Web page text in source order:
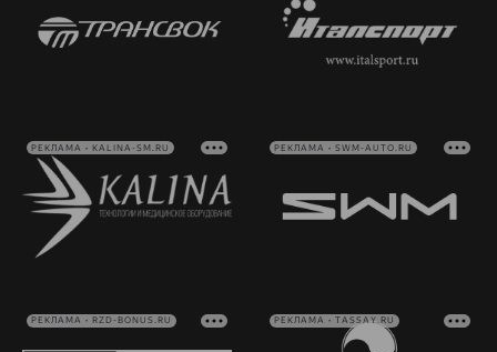
РЕКЛАМА • KALINA-SM.RU РЕКЛАМА • SWM-AUTO.RU
РЕКЛАМА • RZD-BONUS.RU РЕКЛАМА • TASSAY.RU